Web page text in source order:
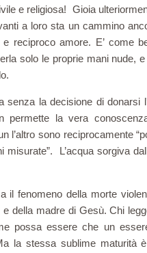
e religiosa! Gioia
a loro sta un cammino
reciproco amore. E’ come
solo le proprie mani nude, e
senza la decisione di donarsi
permette la vera
l’altro sono reciprocamente
misurate”. L’acqua sorgiva
il fenomeno della morte
della madre di Gesù. Chi
possa essere che un
la stessa sublime maturità